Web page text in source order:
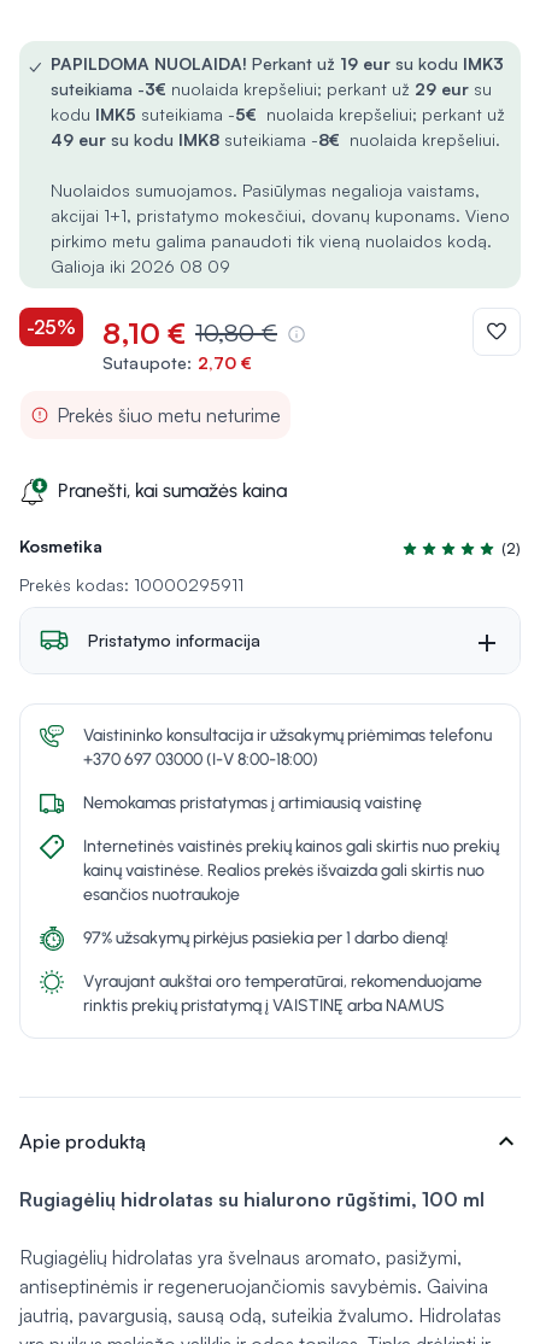
Kosmetika
Įvertinimas 5.0
(2)
Prekės kodas: 10000295911
✓ PAPILDOMA NUOLAIDA! Perkant už 19 eur su kodu IMK3
suteikiama -3€ nuolaida krepšeliui; perkant už 29 eur su
kodu IMK5 suteikiama -5€ nuolaida krepšeliui; perkant už
49 eur su kodu IMK8 suteikiama -8€ nuolaida krepšeliui.
Nuolaidos sumuojamos. Pasiūlymas negalioja vaistams,
akcijai 1+1, pristatymo mokesčiui, dovanų kuponams. Vieno
pirkimo metu galima panaudoti tik vieną nuolaidos kodą.
Galioja iki 2026 08 09
-25% 8,10 € 10,80 €
Sutaupote: 2,70 €
Pranešti, kai sumažės kaina
Prekės šiuo metu neturime
Pristatymo informacija
Vaistininko konsultacija ir užsakymų priėmimas telefonu
+370 697 03000 (I-V 8:00-18:00)
Nemokamas pristatymas į artimiausią vaistinę
Internetinės vaistinės prekių kainos gali skirtis nuo prekių
kainų vaistinėse. Realios prekės išvaizda gali skirtis nuo
esančios nuotraukoje
97% užsakymų pirkėjus pasiekia per 1 darbo dieną!
Vyraujant aukštai oro temperatūrai, rekomenduojame
rinktis prekių pristatymą į VAISTINĘ arba NAMUS
Apie produktą expand_more
Rugiagėlių hidrolatas su hialurono rūgštimi, 100 ml
Rugiagėlių hidrolatas yra švelnaus aromato, pasižymi,
antiseptinėmis ir regeneruojančiomis savybėmis. Gaivina
jautrią, pavargusią, sausą odą, suteikia žvalumo. Hidrolatas